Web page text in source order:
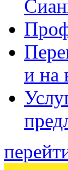
и на